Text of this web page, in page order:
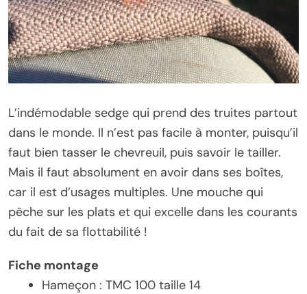
L’indémodable sedge qui prend des truites partout
dans le monde. Il n’est pas facile à monter, puisqu’il
faut bien tasser le chevreuil, puis savoir le tailler.
Mais il faut absolument en avoir dans ses boîtes,
car il est d’usages multiples. Une mouche qui
pêche sur les plats et qui excelle dans les courants
du fait de sa flottabilité !
Fiche montage
Hameçon : TMC 100 taille 14